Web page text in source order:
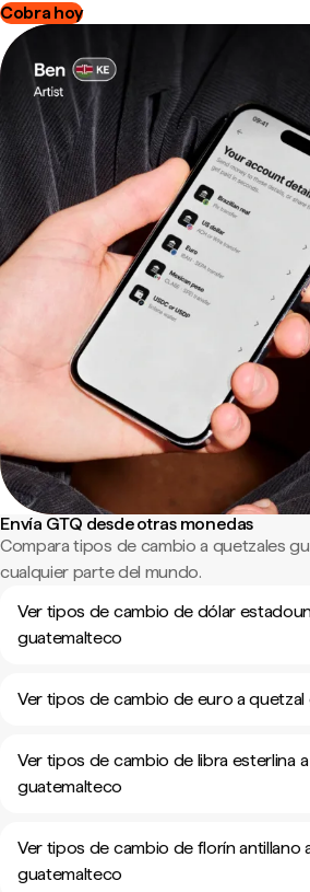
Cobra hoy
Envía GTQ desde otras monedas
Compara tipos de cambio a quetzales
cualquier parte del mundo.
Ver tipos de cambio de dólar
guatemalteco
Ver tipos de cambio de euro a
Ver tipos de cambio de libra esterlina
guatemalteco
Ver tipos de cambio de florín antillano
guatemalteco